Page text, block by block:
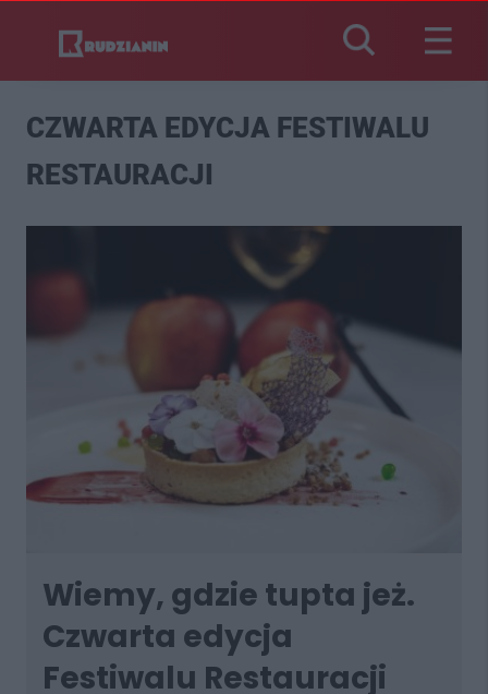
CZWARTA EDYCJA FESTIWALU
RESTAURACJI
Wiemy, gdzie tupta jeż.
Czwarta edycja
Festiwalu Restauracji